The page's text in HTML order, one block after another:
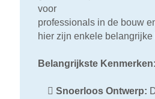
voor
professionals in de bouw
hier zijn enkele belangrijke
Belangrijkste Kenmerken:
 Snoerloos Ontwerp: